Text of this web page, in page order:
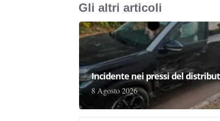
Gli altri articoli
Incidente nei pressi del
8 Agosto 2026